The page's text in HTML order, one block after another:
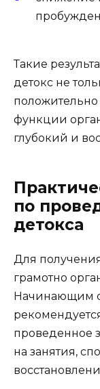
Такие
детокс не
функции
глубокий и
по
детокса
Для
грамотно
Начинающим
проведенное
на занятия,